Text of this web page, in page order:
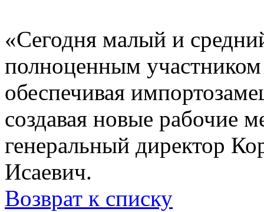
«Сегодня малый и
полноценным
обеспечивая
создавая новые рабочие
генеральный директор
Исаевич.
Возврат к списку